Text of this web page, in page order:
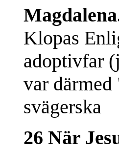
Klopas
adoptivfar
var
svägerska
26 När